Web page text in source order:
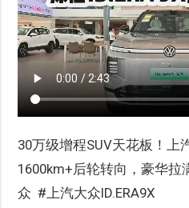
30万级增程SUV天花板！上
1600km+后轮转向，豪华拉
众 #上汽大众ID.ERA9X